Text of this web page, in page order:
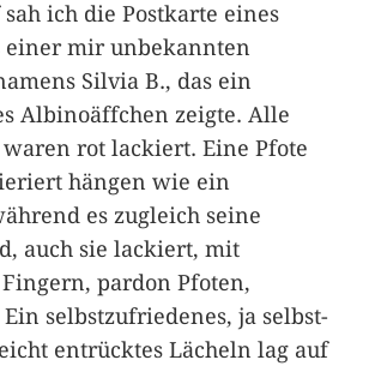
ich die Postkarte eines
­einer mir unbekannten
Silvia B., das ein
Albinoäffchen zeigte. Alle
waren rot lackiert. Eine Pfote
hängen wie ein
es zugleich seine
auch sie lackiert, mit
pardon Pfoten,
selbstzufriedenes, ja selbst­
entrücktes Lächeln lag auf